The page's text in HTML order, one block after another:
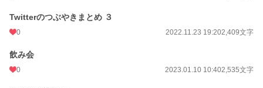
Twitterのつぶやきまとめ ３
0 2022.11.23 19:202,409文字
飲み会
0 2023.01.10 10:402,535文字